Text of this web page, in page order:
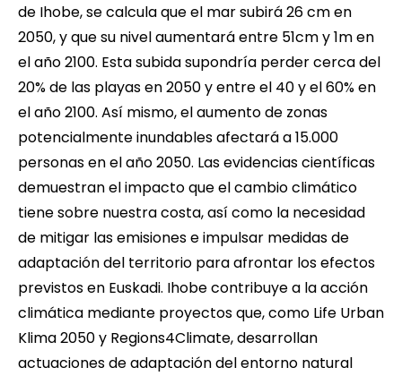
de Ihobe, se calcula que el mar subirá 26 cm en
2050, y que su nivel aumentará entre 51cm y 1m en
el año 2100. Esta subida supondría perder cerca del
20% de las playas en 2050 y entre el 40 y el 60% en
el año 2100. Así mismo, el aumento de zonas
potencialmente inundables afectará a 15.000
personas en el año 2050. Las evidencias científicas
demuestran el impacto que el cambio climático
tiene sobre nuestra costa, así como la necesidad
de mitigar las emisiones e impulsar medidas de
adaptación del territorio para afrontar los efectos
previstos en Euskadi. Ihobe contribuye a la acción
climática mediante proyectos que, como Life Urban
Klima 2050 y Regions4Climate, desarrollan
actuaciones de adaptación del entorno natural